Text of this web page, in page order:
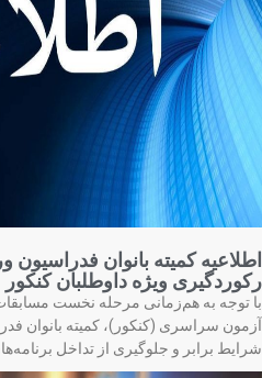
کمیته بانوان فدراسیون
ویژه داوطلبان کنکور
توجه به هم‌زمانی مرحله نخست مسابقات
سراسری (کنکور)، کمیته بانوان
برابر و جلوگیری از تداخل برنامه‌های